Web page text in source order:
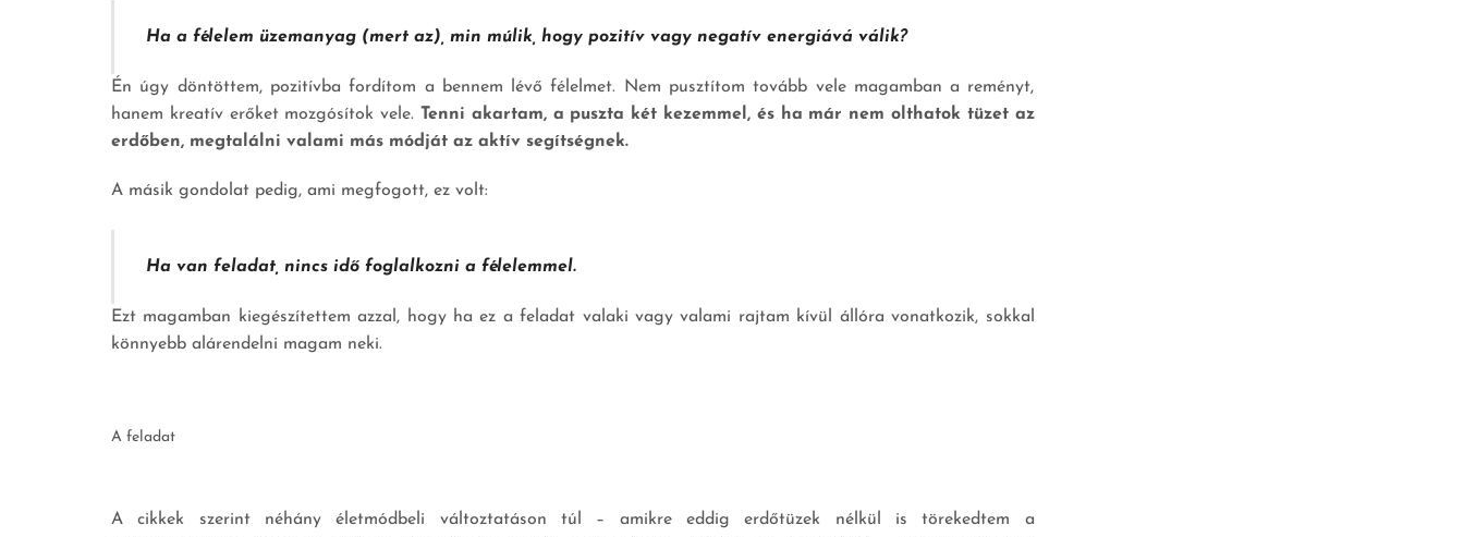
Ha a félelem üzemanyag (mert az), min múlik, hogy pozitív vagy negatív energiává válik?
Én úgy döntöttem, pozitívba fordítom a bennem lévő félelmet. Nem pusztítom tovább vele magamban a reményt,
hanem kreatív erőket mozgósítok vele. Tenni akartam, a puszta két kezemmel, és ha már nem olthatok tüzet az
erdőben, megtalálni valami más módját az aktív segítségnek.
A másik gondolat pedig, ami megfogott, ez volt:
Ha van feladat, nincs idő foglalkozni a félelemmel.
Ezt magamban kiegészítettem azzal, hogy ha ez a feladat valaki vagy valami rajtam kívül állóra vonatkozik, sokkal
könnyebb alárendelni magam neki.
A feladat
A cikkek szerint néhány életmódbeli változtatáson túl – amikre eddig erdőtüzek nélkül is törekedtem a